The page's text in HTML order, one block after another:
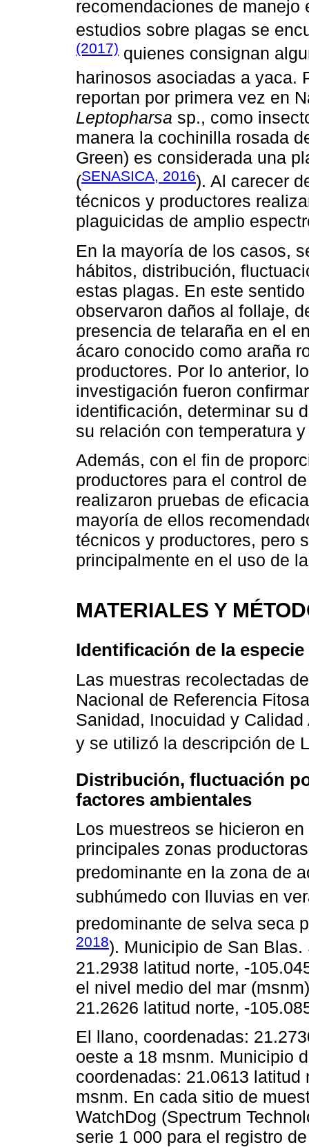
recomendaciones de
estudios sobre plagas se
(2017) quienes consignan
harinosos asociadas a yaca.
reportan por primera vez en
Leptopharsa sp., como
manera la cochinilla rosada
Green) es considerada una
(SENASICA, 2016). Al carecer
técnicos y productores
plaguicidas de amplio
En la mayoría de los casos,
hábitos, distribución,
estas plagas. En este
observaron daños al follaje,
presencia de telaraña en el
ácaro conocido como araña
productores. Por lo anterior,
investigación fueron
identificación, determinar su
su relación con temperatura
Además, con el fin de
productores para el control
realizaron pruebas de
mayoría de ellos
técnicos y productores, pero
principalmente en el uso de
MATERIALES Y
Identificación de la
Las muestras recolectadas
Nacional de Referencia
Sanidad, Inocuidad y
y se utilizó la descripción de
Distribución, fluctuación
factores ambientales
Los muestreos se hicieron
principales zonas
predominante en la zona de
subhúmedo con lluvias en
predominante de selva seca
2018). Municipio de San
21.2938 latitud norte, -
el nivel medio del mar
21.2626 latitud norte, -
El llano, coordenadas:
oeste a 18 msnm. Municipio
coordenadas: 21.0613
msnm. En cada sitio de
WatchDog (Spectrum
serie 1 000 para el registro